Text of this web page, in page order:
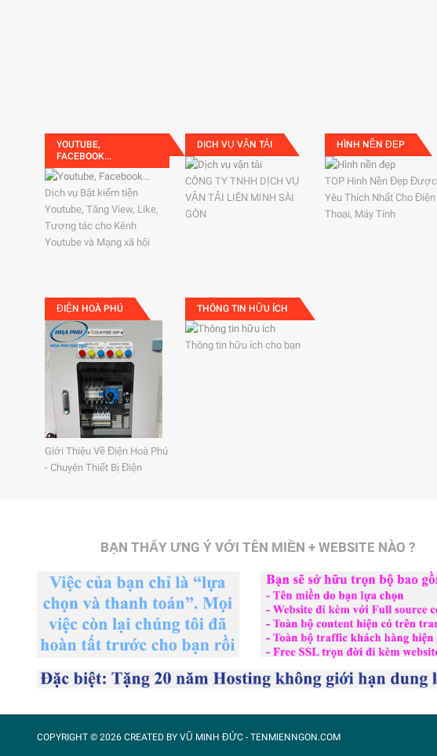
YOUTUBE,
FACEBOOK...
Dịch vụ Bật kiếm tiền
Youtube, Tăng View, Like,
Tương tác cho Kênh
Youtube và Mạng xã hội
DỊCH VỤ VẬN TẢI
CÔNG TY TNHH DỊCH VỤ
VẬN TẢI LIÊN MINH SÀI
GÒN
HÌNH NỀN ĐẸP
TOP Hình Nền Đẹp Được
Yêu Thích Nhất Cho Điện
Thoại, Máy Tính
ĐIỆN HOÀ PHÚ
Giới Thiệu Về Điện Hoà Phú
- Chuyên Thiết Bị Điện
THÔNG TIN HỮU ÍCH
Thông tin hữu ích cho bạn
BẠN THẤY ƯNG Ý VỚI TÊN MIỀN + WEBSITE NÀO ?
COPYRIGHT © 2026 CREATED BY VŨ MINH ĐỨC - TENMIENNGON.COM